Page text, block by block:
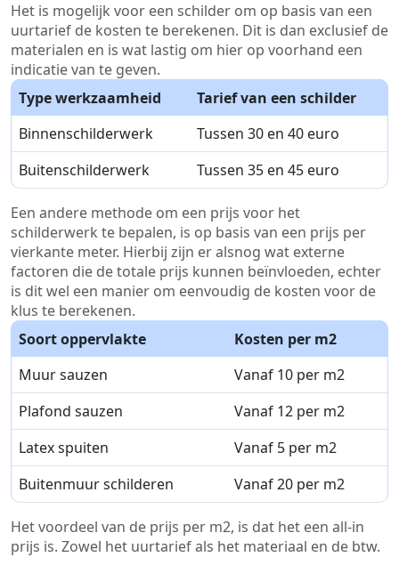
Het is mogelijk voor een schilder om op basis van een
uurtarief de kosten te berekenen. Dit is dan exclusief de
materialen en is wat lastig om hier op voorhand een
indicatie van te geven.
Type werkzaamheid
Tarief van een schilder
Binnenschilderwerk
Tussen 30 en 40 euro
Buitenschilderwerk
Tussen 35 en 45 euro
Een andere methode om een prijs voor het
schilderwerk te bepalen, is op basis van een prijs per
vierkante meter. Hierbij zijn er alsnog wat externe
factoren die de totale prijs kunnen beïnvloeden, echter
is dit wel een manier om eenvoudig de kosten voor de
klus te berekenen.
Soort oppervlakte
Kosten per m2
Muur sauzen
Vanaf 10 per m2
Plafond sauzen
Vanaf 12 per m2
Latex spuiten
Vanaf 5 per m2
Buitenmuur schilderen
Vanaf 20 per m2
Het voordeel van de prijs per m2, is dat het een all-in
prijs is. Zowel het uurtarief als het materiaal en de btw.